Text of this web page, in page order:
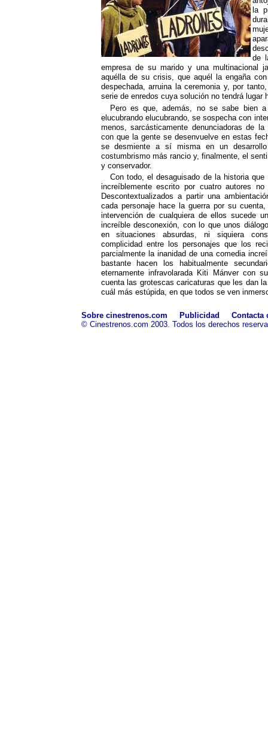
la
de
empresa de su marido y una multinacional
aquélla de su crisis, que aquél la engaña
despechada, arruina la ceremonia y, por
serie de enredos cuya solución no tendrá lugar
Pero es que, además, no se sabe bien
elucubrando elucubrando, se sospecha con
menos, sarcásticamente denunciadoras de
con que la gente se desenvuelve en estas
se desmiente a sí misma en un
costumbrismo más rancio y, finalmente, el
y conservador.
Con todo, el desaguisado de la historia que
increíblemente escrito por cuatro autores
Descontextualizados a partir una
cada personaje hace la guerra por su
intervención de cualquiera de ellos sucede
increíble desconexión, con lo que unos
en situaciones absurdas, ni siquiera
complicidad entre los personajes que los
parcialmente la inanidad de una comedia
bastante hacen los habitualmente
eternamente infravolarada Kiti Mánver con
cuenta las grotescas caricaturas que les dan
cuál más estúpida, en que todos se ven
Sobre cinestrenos.com Publicidad
Contacta
© Cinestrenos.com 2003. Todos los derechos